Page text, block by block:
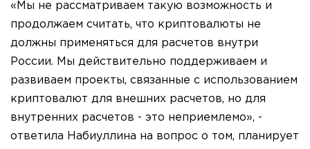
«Мы не рассматриваем такую возможность и
продолжаем считать, что криптовалюты не
должны применяться для расчетов внутри
России. Мы действительно поддерживаем и
развиваем проекты, связанные с использованием
криптовалют для внешних расчетов, но для
внутренних расчетов - это неприемлемо», -
ответила Набиуллина на вопрос о том, планирует